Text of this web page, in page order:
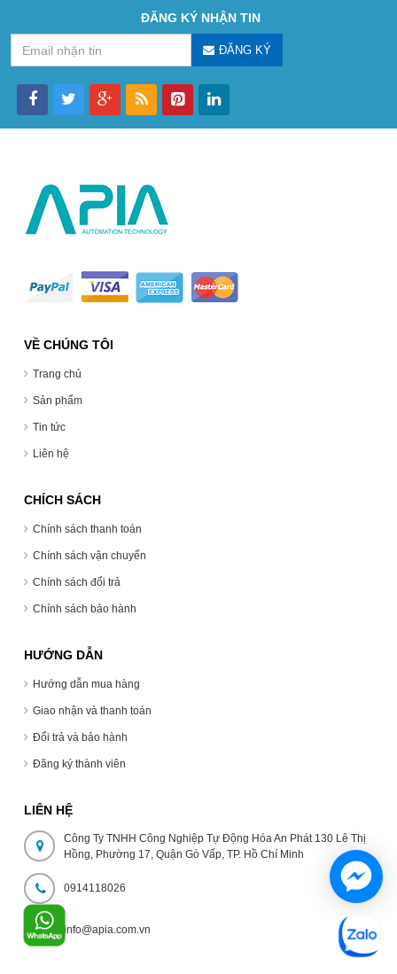
ĐĂNG KÝ NHẬN TIN
ĐĂNG KÝ
VỀ CHÚNG TÔI
Trang chủ
Sản phẩm
Tin tức
Liên hệ
CHÍCH SÁCH
Chính sách thanh toán
Chính sách vận chuyển
Chính sách đổi trả
Chính sách bảo hành
HƯỚNG DẪN
Hướng dẫn mua hàng
Giao nhận và thanh toán
Đổi trả và bảo hành
Đăng ký thành viên
LIÊN HỆ
Công Ty TNHH Công Nghiệp Tự Động Hóa An Phát 130 Lê Thị
Hồng, Phường 17, Quận Gò Vấp, TP. Hồ Chí Minh
0914118026
info@apia.com.vn